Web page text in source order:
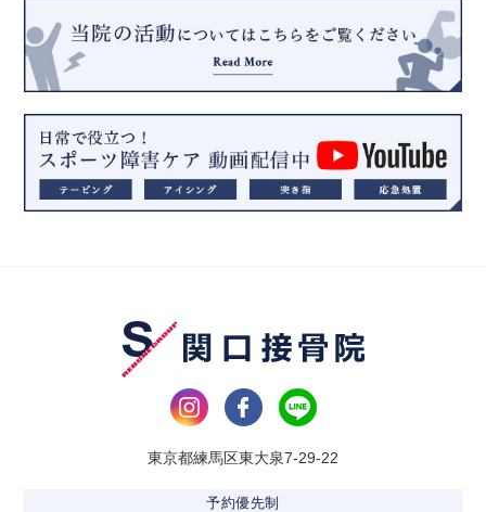
東京都練馬区東大泉7-29-22
予約優先制